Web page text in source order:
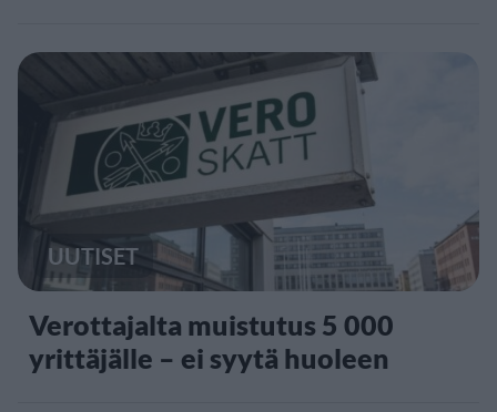
UUTISET
Verottajalta muistutus 5 000
yrittäjälle – ei syytä huoleen